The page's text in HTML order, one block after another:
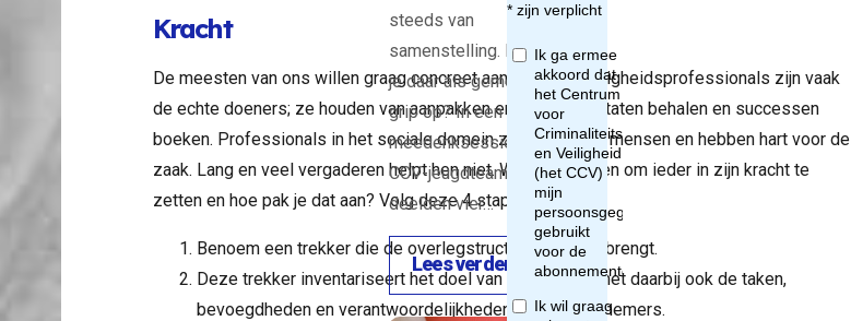
Kracht
De meesten van ons willen graag concreet aan de slag. Veiligheidsprofessionals zijn vaak
de echte doeners; ze houden van aanpakken en willen resultaten behalen en successen
boeken. Professionals in het sociale domein zijn betrokken mensen en hebben hart voor de
zaak. Lang en veel vergaderen helpt hen niet. Wat kun je doen om ieder in zijn kracht te
zetten en hoe pak je dat aan? Volg deze 4 stappen:
Benoem een trekker die de overlegstructuren in kaart brengt.
Deze trekker inventariseert het doel van elk overleg met daarbij ook de taken,
bevoegdheden en verantwoordelijkheden van de deelnemers.
steeds van
samenstelling. Hoe krijg
je daar als gemeente
grip op? In een
meedenksessie van het
CCV-jeugdteam
deelden vier…
Lees verder